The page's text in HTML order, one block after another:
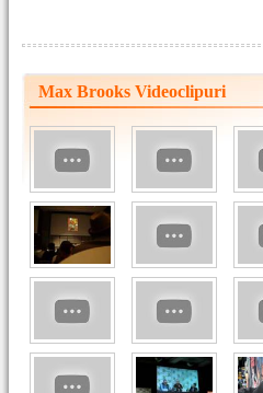
Max Brooks Videoclipuri